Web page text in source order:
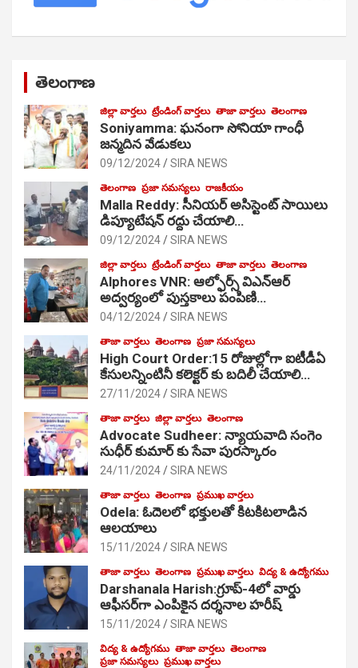
తెలంగాణ
జిల్లా వార్తలు ట్రేండింగ్ వార్తలు తాజా వార్తలు తెలంగాణ
Soniyamma: ఘ‌నంగా సోనియా గాంధీ
జ‌న్మ‌దిన వేడుక‌లు
09/12/2024 SIRA NEWS
తెలంగాణ ప్రజా సమస్యలు రాజకీయం
Malla Reddy: సీనియర్ అసిస్టెంట్ సాయిలు
డిప్యూటేషన్ రద్దు చేయాలి…
09/12/2024 SIRA NEWS
జిల్లా వార్తలు ట్రేండింగ్ వార్తలు తాజా వార్తలు తెలంగాణ
Alphores VNR: ఆల్ఫోర్స్ విఎన్ఆర్
అద్వర్యంలో పుస్తకాలు పంపిణి…
04/12/2024 SIRA NEWS
తాజా వార్తలు తెలంగాణ ప్రజా సమస్యలు
High Court Order:15 రోజుల్లోగా ఐటీడీఏ
కేసులన్నింటినీ కలెక్టర్ కు బదిలీ చేయాలి…
27/11/2024 SIRA NEWS
తాజా వార్తలు జిల్లా వార్తలు తెలంగాణ
Advocate Sudheer: న్యాయవాది సంగెం
సుధీర్ కుమార్ కు సేవా పురస్కారం
24/11/2024 SIRA NEWS
తాజా వార్తలు తెలంగాణ ప్రముఖ వార్తలు
Odela: ఓదెల‌లో భక్తులతో కిటకిటలాడిన
ఆల‌యాలు
15/11/2024 SIRA NEWS
తాజా వార్తలు తెలంగాణ ప్రముఖ వార్తలు విద్య & ఉద్యోగము
Darshanala Harish:గ్రూప్-4లో వార్డు
ఆఫీసర్‌గా ఎంపికైన దర్శనాల హరీష్
15/11/2024 SIRA NEWS
విద్య & ఉద్యోగము తాజా వార్తలు తెలంగాణ
ప్రజా సమస్యలు ప్రముఖ వార్తలు